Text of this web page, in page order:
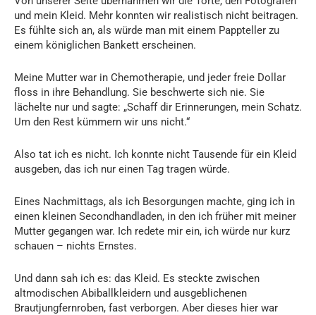
und mein Kleid. Mehr konnten wir realistisch nicht beitragen.
Es fühlte sich an, als würde man mit einem Pappteller zu
einem königlichen Bankett erscheinen.
Meine Mutter war in Chemotherapie, und jeder freie Dollar
floss in ihre Behandlung. Sie beschwerte sich nie. Sie
lächelte nur und sagte: „Schaff dir Erinnerungen, mein Schatz.
Um den Rest kümmern wir uns nicht.“
Also tat ich es nicht. Ich konnte nicht Tausende für ein Kleid
ausgeben, das ich nur einen Tag tragen würde.
Eines Nachmittags, als ich Besorgungen machte, ging ich in
einen kleinen Secondhandladen, in den ich früher mit meiner
Mutter gegangen war. Ich redete mir ein, ich würde nur kurz
schauen – nichts Ernstes.
Und dann sah ich es: das Kleid. Es steckte zwischen
altmodischen Abiballkleidern und ausgeblichenen
Brautjungfernroben, fast verborgen. Aber dieses hier war